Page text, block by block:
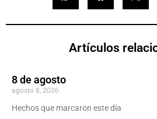
Artículos
8 de agosto
agosto 8, 2026
Hechos que marcaron este día